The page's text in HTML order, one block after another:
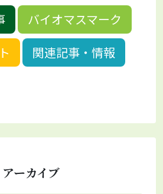
バイオマスマーク
関連記事・情報
アーカイブ